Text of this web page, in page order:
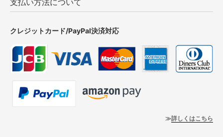
支払い方法について
クレジットカード/PayPal決済対応
詳しくはこちら